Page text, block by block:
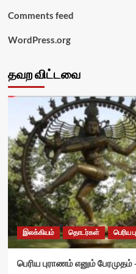
Comments feed
WordPress.org
தவற விட்டவை
இலக்கியம் தொடர்கள் பெரிய
பெரிய புராணம் எனும் பேரமுதம்